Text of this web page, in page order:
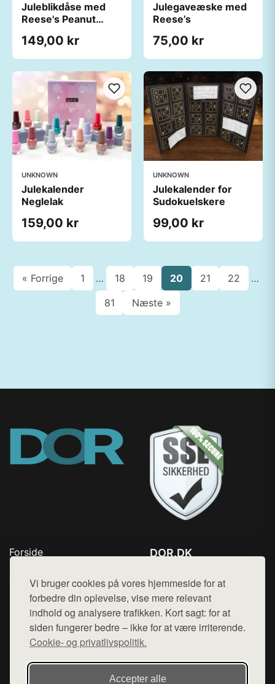
Vi bruger cookies på vores hjemmeside for at
forbedre din oplevelse, vise mere relevant
indhold og analysere trafikken. Kort sagt: for at
siden fungerer bedre – ikke for at være irriterende.
Cookie- og privatlivspolitik.
Accepter alle
Juleblikdåse med
Reese's Peanut
149,00 kr
Julegaveæske med
Reese’s
75,00 kr
UNKNOWN
Julekalender
Neglelak
159,00 kr
UNKNOWN
Julekalender for
Sudokuelskere
99,00 kr
« Forrige 1 … 18 19 20 21 22
…
81
Næste »
Forside
Top Rabatter
Kontakt
DOR.DK
Mail: hej@want.dk
Cookie- og privatlivspolitik
Denne side er en del af want.dk, der udgiver en række